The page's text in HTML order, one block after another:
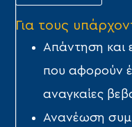
Για τους
Απάντηση και
που αφορούν
αναγκαίες
Ανανέωση